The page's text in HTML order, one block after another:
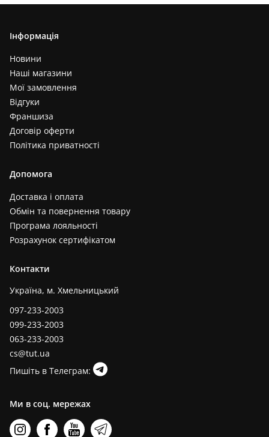
Інформація
Новини
Наші магазини
Мої замовлення
Відгуки
Франшиза
Договір оферти
Політика приватності
Допомога
Доставка і оплата
Обмін та повернення товару
Програма лояльності
Розрахунок сертифікатом
Контакти
Україна, м. Хмельницький
097-233-2003
099-233-2003
063-233-2003
cs@tut.ua
Пишіть в Телеграм:
Ми в соц. мережах